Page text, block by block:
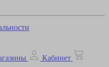
Кабинет